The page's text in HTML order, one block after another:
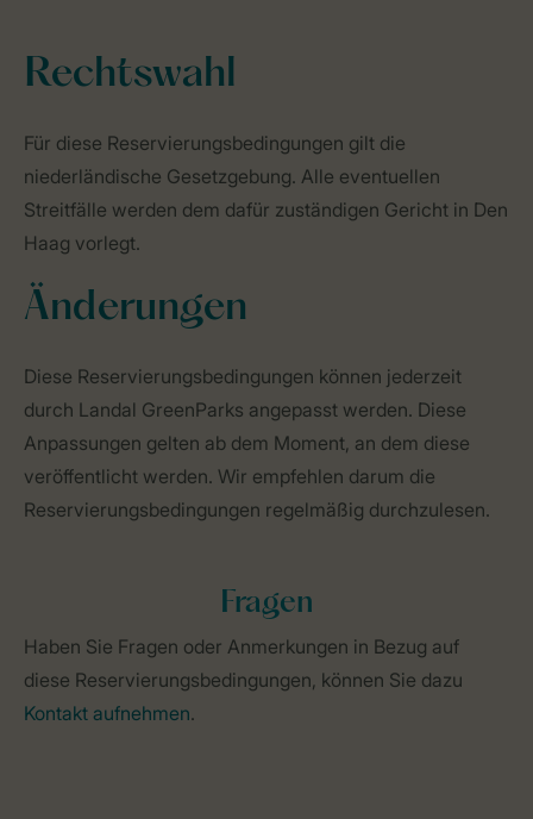
Rechtswahl
Für diese Reservierungsbedingungen gilt die
niederländische Gesetzgebung. Alle eventuellen
Streitfälle werden dem dafür zuständigen Gericht in Den
Haag vorlegt.
Änderungen
Diese Reservierungsbedingungen können jederzeit
durch Landal GreenParks angepasst werden. Diese
Anpassungen gelten ab dem Moment, an dem diese
veröffentlicht werden. Wir empfehlen darum die
Reservierungsbedingungen regelmäßig durchzulesen.
Fragen
Haben Sie Fragen oder Anmerkungen in Bezug auf
diese Reservierungsbedingungen, können Sie dazu
Kontakt aufnehmen.